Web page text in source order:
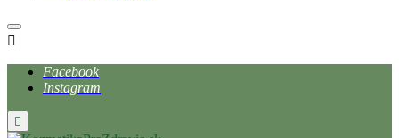

Facebook
Instagram
